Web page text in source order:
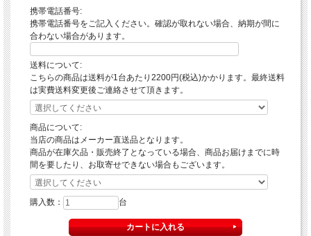
※こちらの商品に関しましては、1台あたり送料2200円(税込)がかかります。
ご注文台数により送料が異なるため
最終送料はご注文後に、実費送料変更後ご連絡させていただきます。
システムの都合上、自動送料対応が出来かねますので予めご了承ください。
携帯電話番号:
携帯電話番号をご記入ください。確認が取れない場合、納期が間に
合わない場合があります。
送料について:
こちらの商品は送料が1台あたり2200円(税込)かかります。最終送料
は実費送料変更後ご連絡させて頂きます。
商品について:
当店の商品はメーカー直送品となります。
商品が在庫欠品・販売終了となっている場合、商品お届けまでに時
間を要したり、お取寄せできない場合もございます。
購入数： 台